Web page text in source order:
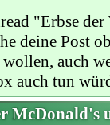
"Erbse der
deine Post
auch
auch tun
McDonald's